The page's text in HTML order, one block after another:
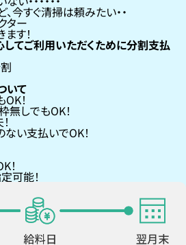
今すぐ清掃は頼みたい
ター
す！
てご利用いただくために分割支払
いて
OK！
無しでもOK！
ない支払いでOK！
！
可能！